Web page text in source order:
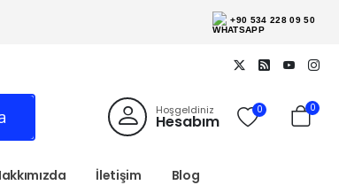
+90 534 228 09 50
Hoşgeldiniz
Hesabım
0 0
İletişim Blog